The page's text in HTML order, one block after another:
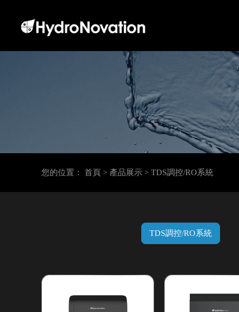
您的位置： 首頁 > 產品展示 > TDS調控/RO系統
TDS調控/RO系統